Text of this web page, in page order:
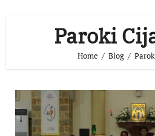
Paroki
Home Blog